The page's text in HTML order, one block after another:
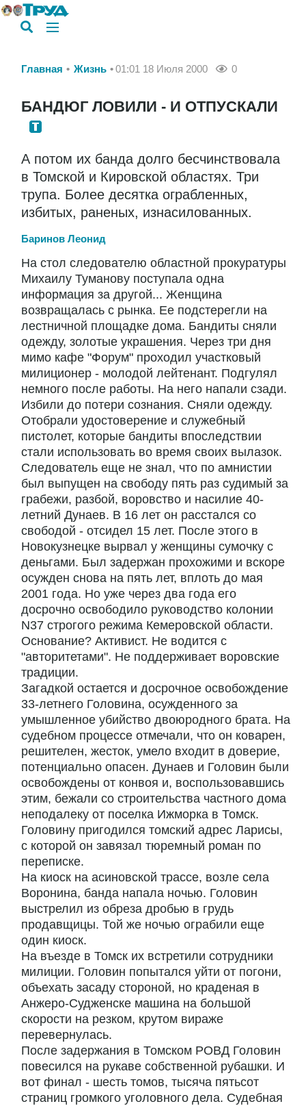
Главная Жизнь 01:01 18 Июля 2000 0
БАНДЮГ ЛОВИЛИ - И ОТПУСКАЛИ
А потом их банда долго бесчинствовала
в Томской и Кировской областях. Три
трупа. Более десятка ограбленных,
избитых, раненых, изнасилованных.
Баринов Леонид
На стол следователю областной прокуратуры
Михаилу Туманову поступала одна
информация за другой... Женщина
возвращалась с рынка. Ее подстерегли на
лестничной площадке дома. Бандиты сняли
одежду, золотые украшения. Через три дня
мимо кафе "Форум" проходил участковый
милиционер - молодой лейтенант. Подгулял
немного после работы. На него напали сзади.
Избили до потери сознания. Сняли одежду.
Отобрали удостоверение и служебный
пистолет, которые бандиты впоследствии
стали использовать во время своих вылазок.
Следователь еще не знал, что по амнистии
был выпущен на свободу пять раз судимый за
грабежи, разбой, воровство и насилие 40-
летний Дунаев. В 16 лет он расстался со
свободой - отсидел 15 лет. После этого в
Новокузнецке вырвал у женщины сумочку с
деньгами. Был задержан прохожими и вскоре
осужден снова на пять лет, вплоть до мая
2001 года. Но уже через два года его
досрочно освободило руководство колонии
N37 строгого режима Кемеровской области.
Основание? Активист. Не водится с
"авторитетами". Не поддерживает воровские
традиции.
Загадкой остается и досрочное освобождение
33-летнего Головина, осужденного за
умышленное убийство двоюродного брата. На
судебном процессе отмечали, что он коварен,
решителен, жесток, умело входит в доверие,
потенциально опасен. Дунаев и Головин были
освобождены от конвоя и, воспользовавшись
этим, бежали со строительства частного дома
неподалеку от поселка Ижморка в Томск.
Головину пригодился томский адрес Ларисы,
с которой он завязал тюремный роман по
переписке.
На киоск на асиновской трассе, возле села
Воронина, банда напала ночью. Головин
выстрелил из обреза дробью в грудь
продавщицы. Той же ночью ограбили еще
один киоск.
На въезде в Томск их встретили сотрудники
милиции. Головин попытался уйти от погони,
объехать засаду стороной, но краденая в
Анжеро-Судженске машина на большой
скорости на резком, крутом вираже
перевернулась.
После задержания в Томском РОВД Головин
повесился на рукаве собственной рубашки. И
вот финал - шесть томов, тысяча пятьсот
страниц громкого уголовного дела. Судебная